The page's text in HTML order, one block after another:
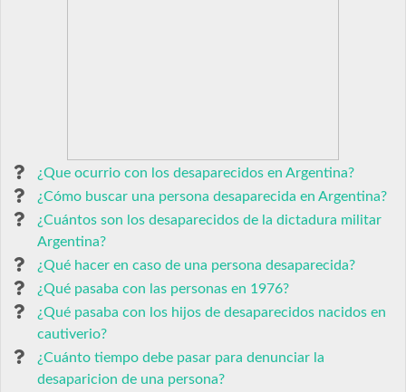
¿Que ocurrio con los desaparecidos en Argentina?
¿Cómo buscar una persona desaparecida en Argentina?
¿Cuántos son los desaparecidos de la dictadura militar
Argentina?
¿Qué hacer en caso de una persona desaparecida?
¿Qué pasaba con las personas en 1976?
¿Qué pasaba con los hijos de desaparecidos nacidos en
cautiverio?
¿Cuánto tiempo debe pasar para denunciar la
desaparicion de una persona?